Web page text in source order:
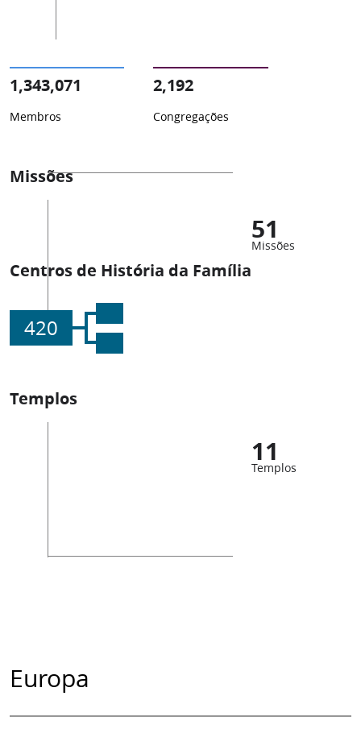
1,343,071
Membros
2,192
Congregações
Missões
51
Missões
Centros de História da Família
420
Templos
11
Templos
Europa